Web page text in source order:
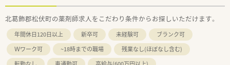
北葛飾郡松伏町の薬剤師求人をこだわり条件からお探しいただけます。
年間休日120日以上 新卒可 未経験可
ブランク可
Ｗワーク可
~18時までの職場
残業なし(ほぼなし含む)